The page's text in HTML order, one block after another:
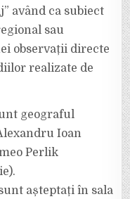
având ca subiect
sau
observații directe
realizate de
geograful
Ioan
Perlik
așteptați în sala